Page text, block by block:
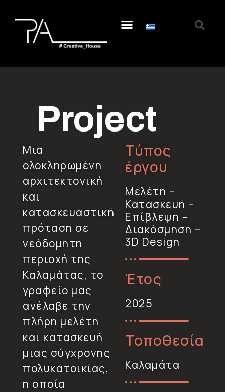
Project
Μια
ολοκληρωμένη
αρχιτεκτονική
και
κατασκευαστική
πρόταση σε
νεόδoμητη
περιοχή της
Καλαμάτας, το
γραφείο μας
ανέλαβε την
πλήρη μελέτη
και κατασκευή
μιας σύγχρονης
πολυκατοικίας,
η οποία
Τύπος
έργου
Μελέτη –
Κατασκευή –
Επίβλεψη –
Διακόσμηση –
3D Design
Έτος
2025
Τοποθεσία
Καλαμάτα